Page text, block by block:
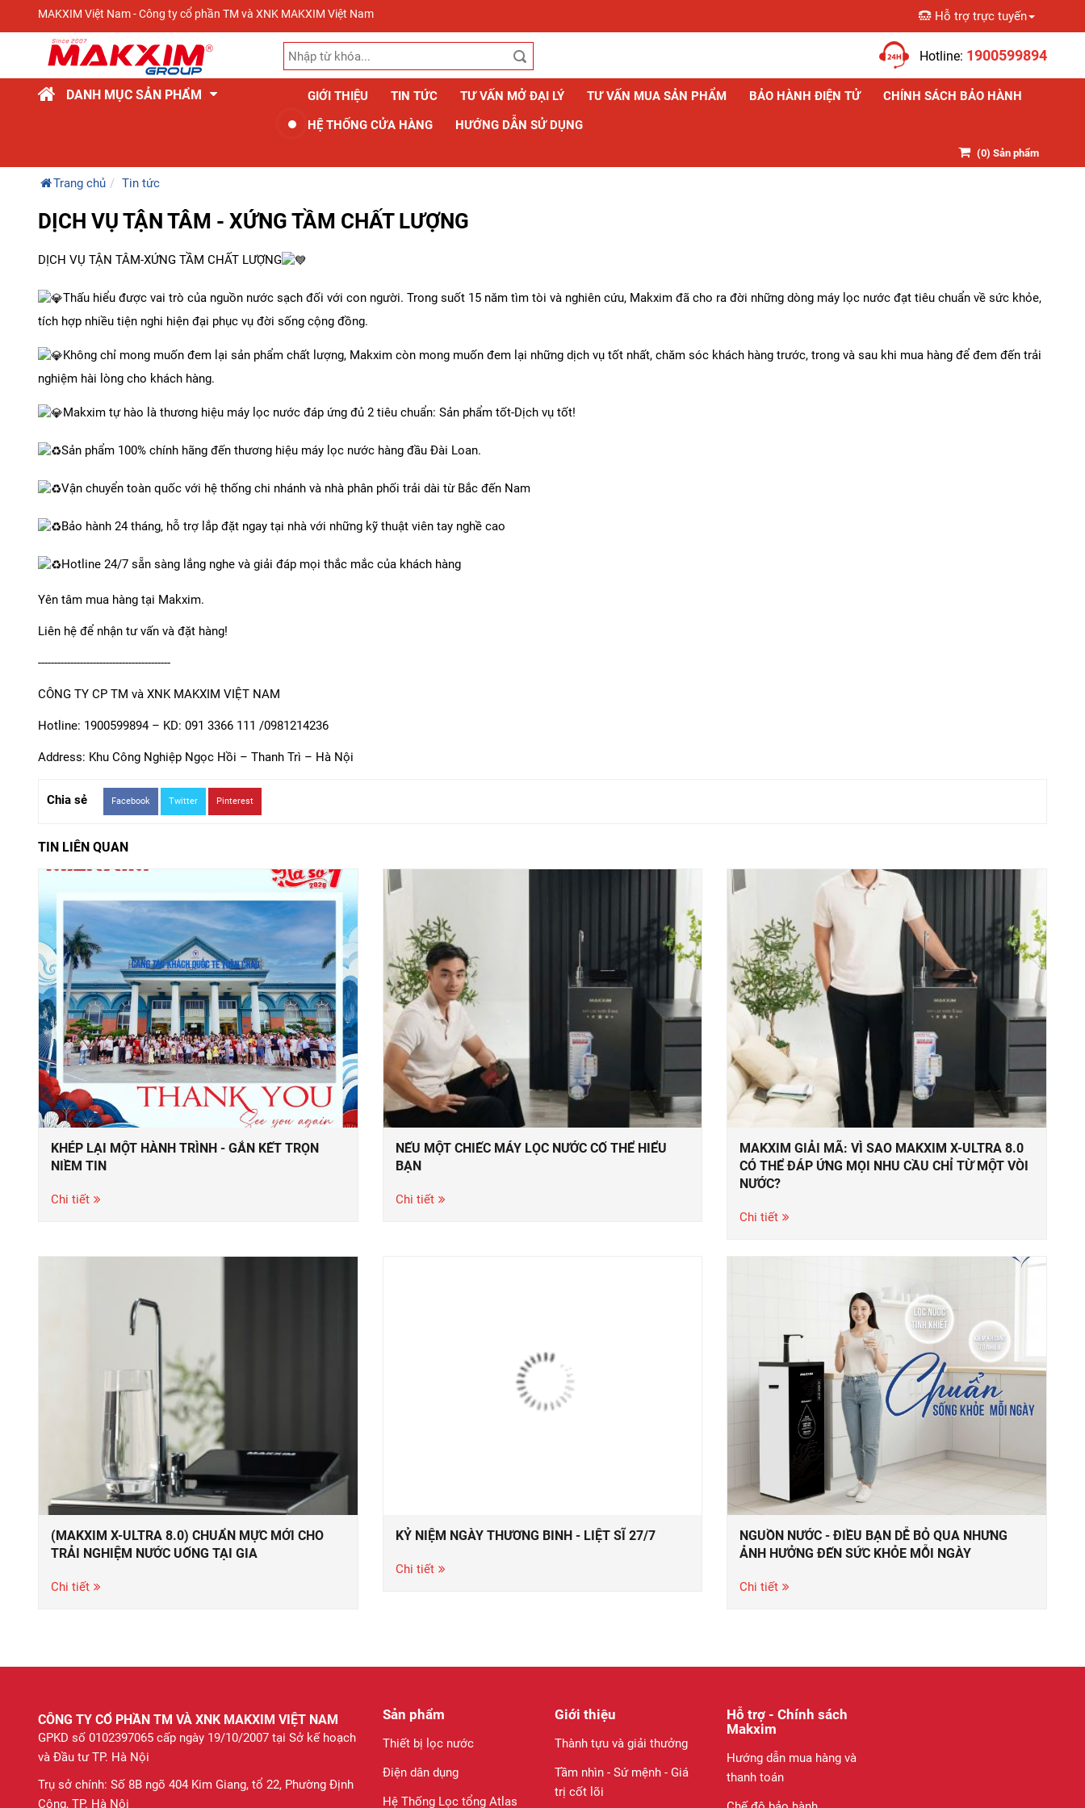
MAKXIM Việt Nam - Công ty cổ phần TM và XNK MAKXIM Việt Nam Hỗ trợ trực tuyến
Hotline: 1900599894
DANH MỤC SẢN PHẨM GIỚI THIỆU TIN TỨC TƯ VẤN MỞ ĐẠI LÝ TƯ VẤN MUA SẢN PHẨM BẢO HÀNH ĐIỆN TỬ
CHÍNH SÁCH BẢO HÀNH
HỆ THỐNG CỬA HÀNG
HƯỚNG DẪN SỬ DỤNG
(0) Sản phẩm
Trang chủ Tin tức
DỊCH VỤ TẬN TÂM - XỨNG TẦM CHẤT LƯỢNG
DỊCH VỤ TẬN TÂM-XỨNG TẦM CHẤT LƯỢNG
Thấu hiểu được vai trò của nguồn nước sạch đối với con người. Trong suốt 15 năm tìm tòi và nghiên cứu, Makxim đã cho ra đời những dòng máy lọc nước đạt tiêu chuẩn về sức khỏe,
tích hợp nhiều tiện nghi hiện đại phục vụ đời sống cộng đồng.
Không chỉ mong muốn đem lại sản phẩm chất lượng, Makxim còn mong muốn đem lại những dịch vụ tốt nhất, chăm sóc khách hàng trước, trong và sau khi mua hàng để đem đến trải
nghiệm hài lòng cho khách hàng.
Makxim tự hào là thương hiệu máy lọc nước đáp ứng đủ 2 tiêu chuẩn: Sản phẩm tốt-Dịch vụ tốt!
Sản phẩm 100% chính hãng đến thương hiệu máy lọc nước hàng đầu Đài Loan.
Vận chuyển toàn quốc với hệ thống chi nhánh và nhà phân phối trải dài từ Bắc đến Nam
Bảo hành 24 tháng, hỗ trợ lắp đặt ngay tại nhà với những kỹ thuật viên tay nghề cao
Hotline 24/7 sẵn sàng lắng nghe và giải đáp mọi thắc mắc của khách hàng
Yên tâm mua hàng tại Makxim.
Liên hệ để nhận tư vấn và đặt hàng!
-----------------------------------------
CÔNG TY CP TM và XNK MAKXIM VIỆT NAM
Hotline: 1900599894 – KD: 091 3366 111 /0981214236
Address: Khu Công Nghiệp Ngọc Hồi – Thanh Trì – Hà Nội
Chia sẻ Facebook Twitter Pinterest
TIN LIÊN QUAN
KHÉP LẠI MỘT HÀNH TRÌNH - GẮN KẾT TRỌN
NIỀM TIN
Chi tiết
NẾU MỘT CHIẾC MÁY LỌC NƯỚC CỐ THỂ HIỂU
BẠN
Chi tiết
MAKXIM GIẢI MÃ: VÌ SAO MAKXIM X-ULTRA 8.0
CÓ THỂ ĐÁP ỨNG MỌI NHU CẦU CHỈ TỪ MỘT VÒI
NƯỚC?
Chi tiết
(MAKXIM X-ULTRA 8.0) CHUẨN MỰC MỚI CHO
TRẢI NGHIỆM NƯỚC UỐNG TẠI GIA
Chi tiết
KỶ NIỆM NGÀY THƯƠNG BINH - LIỆT SĨ 27/7
Chi tiết
NGUỒN NƯỚC - ĐIỀU BẠN DỄ BỎ QUA NHƯNG
ẢNH HƯỞNG ĐẾN SỨC KHỎE MỖI NGÀY
Chi tiết
CÔNG TY CỔ PHẦN TM VÀ XNK MAKXIM VIỆT NAM
GPKD số 0102397065 cấp ngày 19/10/2007 tại Sở kế hoạch
và Đầu tư TP. Hà Nội
Trụ sở chính: Số 8B ngõ 404 Kim Giang, tổ 22, Phường Định
Công, TP. Hà Nội
Sản phẩm
Thiết bị lọc nước
Điện dân dụng
Hệ Thống Lọc tổng Atlas
Giới thiệu
Thành tựu và giải thưởng
Tầm nhìn - Sứ mệnh - Giá
trị cốt lõi
Hỗ trợ - Chính sách
Makxim
Hướng dẫn mua hàng và
thanh toán